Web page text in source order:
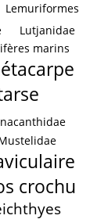
Lemuriformes
Lutjanidae
marins
crochu